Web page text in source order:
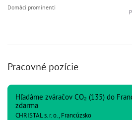
Domáci prominenti
Pracovné pozície
Hľadáme zváračov CO₂ (135) do
zdarma
CHRISTAL s. r. o., Francúzsko